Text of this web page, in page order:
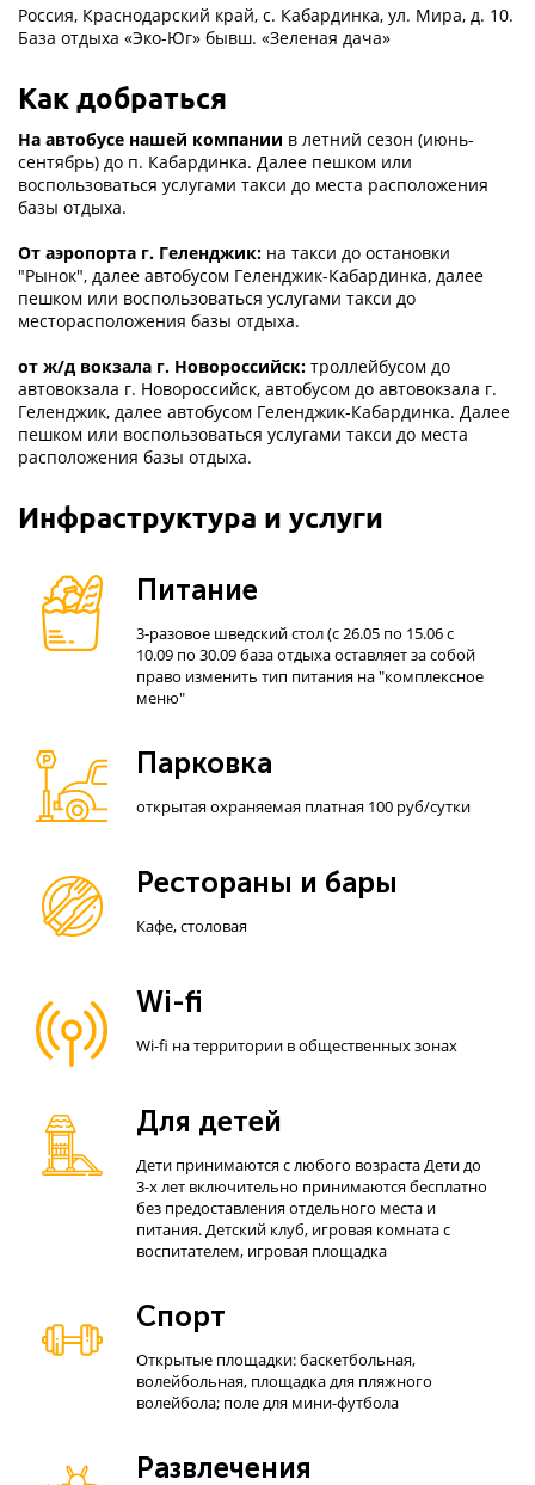
Россия, Краснодарский край, с. Кабардинка, ул. Мира, д. 10.
База отдыха «Эко-Юг» бывш. «Зеленая дача»
Как добраться
На автобусе нашей компании в летний сезон (июнь-
сентябрь) до п. Кабардинка. Далее пешком или
воспользоваться услугами такси до места расположения
базы отдыха.
От аэропорта г. Геленджик: на такси до остановки
"Рынок", далее автобусом Геленджик-Кабардинка, далее
пешком или воспользоваться услугами такси до
месторасположения базы отдыха.
от ж/д вокзала г. Новороссийск: троллейбусом до
автовокзала г. Новороссийск, автобусом до автовокзала г.
Геленджик, далее автобусом Геленджик-Кабардинка. Далее
пешком или воспользоваться услугами такси до места
расположения базы отдыха.
Инфраструктура и услуги
Питание
3-разовое шведский стол (с 26.05 по 15.06 с
10.09 по 30.09 база отдыха оставляет за собой
право изменить тип питания на "комплексное
меню"
Парковка
открытая охраняемая платная 100 руб/сутки
Рестораны и бары
Кафе, столовая
Wi-fi
Wi-fi на территории в общественных зонах
Для детей
Дети принимаются с любого возраста Дети до
3-х лет включительно принимаются бесплатно
без предоставления отдельного места и
питания. Детский клуб, игровая комната с
воспитателем, игровая площадка
Спорт
Открытые площадки: баскетбольная,
волейбольная, площадка для пляжного
волейбола; поле для мини-футбола
Развлечения